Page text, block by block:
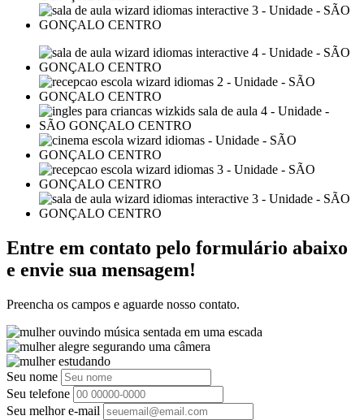
Entre em contato pelo formulário abaixo
e envie sua mensagem!
Preencha os campos e aguarde nosso contato.
Seu nome
Seu telefone
Seu melhor e-mail